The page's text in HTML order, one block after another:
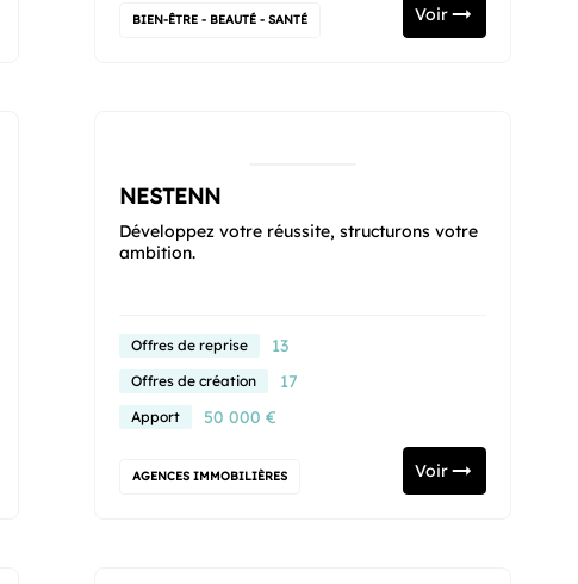
BIEN-ÊTRE - BEAUTÉ - SANTÉ Voir
NESTENN
Développez votre réussite, structurons votre
ambition.
Offres de reprise 13
Offres de création 17
Apport 50 000 €
AGENCES IMMOBILIÈRES Voir